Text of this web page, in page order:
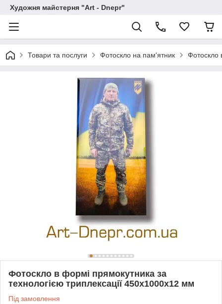
Художня майстерня "Art - Dnepr"
Товари та послуги Фотоскло на пам'ятник Фотоскло
Фотоскло в формі прямокутника за
технологією триплексації 450х1000х12 мм
Під замовлення